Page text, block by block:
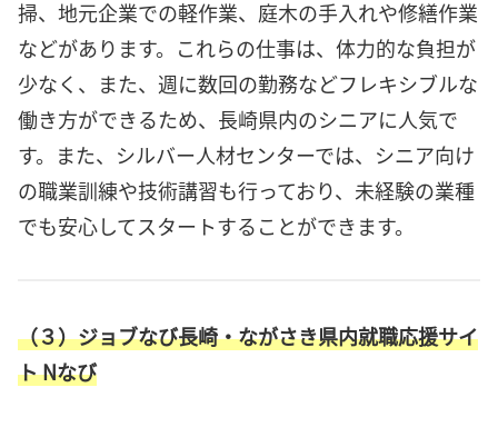
掃、地元企業での軽作業、庭木の手入れや修繕作業
などがあります。これらの仕事は、体力的な負担が
少なく、また、週に数回の勤務などフレキシブルな
働き方ができるため、長崎県内のシニアに人気で
す。また、シルバー人材センターでは、シニア向け
の職業訓練や技術講習も行っており、未経験の業種
でも安心してスタートすることができます。
（３）ジョブなび長崎・ながさき県内就職応援サイ
ト Nなび